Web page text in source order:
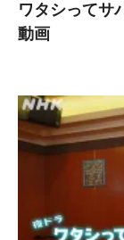
ワタシってサ
動画